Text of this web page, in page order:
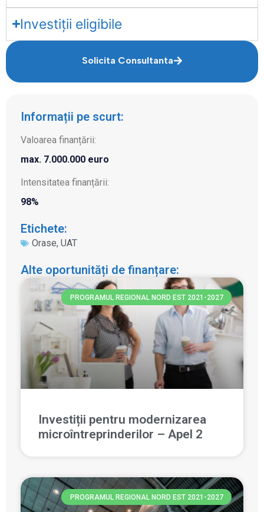
Investiții eligibile
Solicita Consultanta
Informații pe scurt:
Valoarea finanțării:
max. 7.000.000 euro
Intensitatea finanțării:
98%
Etichete:
Orase, UAT
Alte oportunități de finanțare:
PROGRAMUL REGIONAL NORD EST 2021-2027
Investiții pentru modernizarea
microîntreprinderilor – Apel 2
PROGRAMUL REGIONAL NORD EST 2021-2027